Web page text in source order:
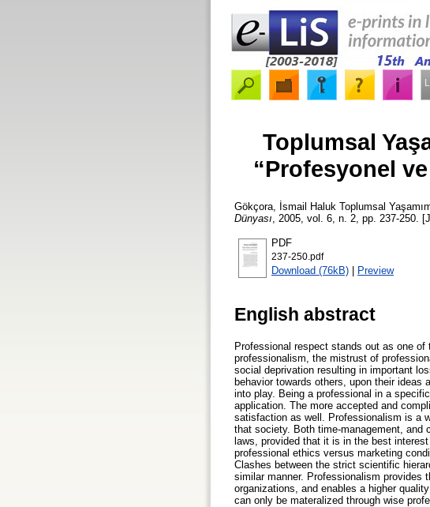
Toplumsal
“Profesyonel
Gökçora, İsmail Haluk Toplumsal
Dünyası , 2005, vol. 6, n. 2, pp. 237-250.
PDF
237-250.pdf
Download (76kB) | Preview
English abstract
Professional respect stands out as one
professionalism, the mistrust of
social deprivation resulting in important
behavior towards others, upon their ideas
into play. Being a professional in a
application. The more accepted and
satisfaction as well. Professionalism is a
that society. Both time-management, and
laws, provided that it is in the best
professional ethics versus marketing
Clashes between the strict scientific
similar manner. Professionalism provides
organizations, and enables a higher
can only be materalized through wise